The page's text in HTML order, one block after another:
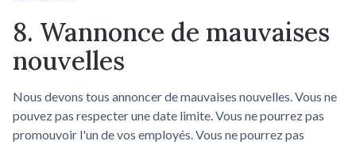
8. Wannonce de mauvaises
nouvelles
Nous devons tous annoncer de mauvaises nouvelles. Vous ne
pouvez pas respecter une date limite. Vous ne pourrez pas
promouvoir l'un de vos employés. Vous ne pourrez pas